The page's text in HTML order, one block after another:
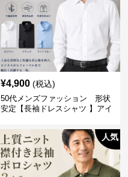
¥4,900 (税込)
50代メンズファッション 形状
安定【長袖ドレスシャツ 】アイ
人気